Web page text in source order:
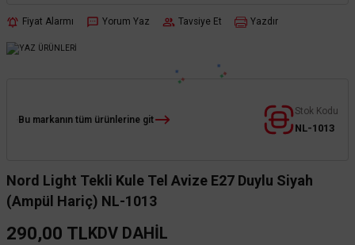
Fiyat Alarmı Yorum Yaz Tavsiye Et Yazdır
Bu markanın tüm ürünlerine git
Stok Kodu
NL-1013
Nord Light Tekli Kule Tel Avize E27 Duylu Siyah
(Ampül Hariç) NL-1013
290,00 TLKDV DAHİL